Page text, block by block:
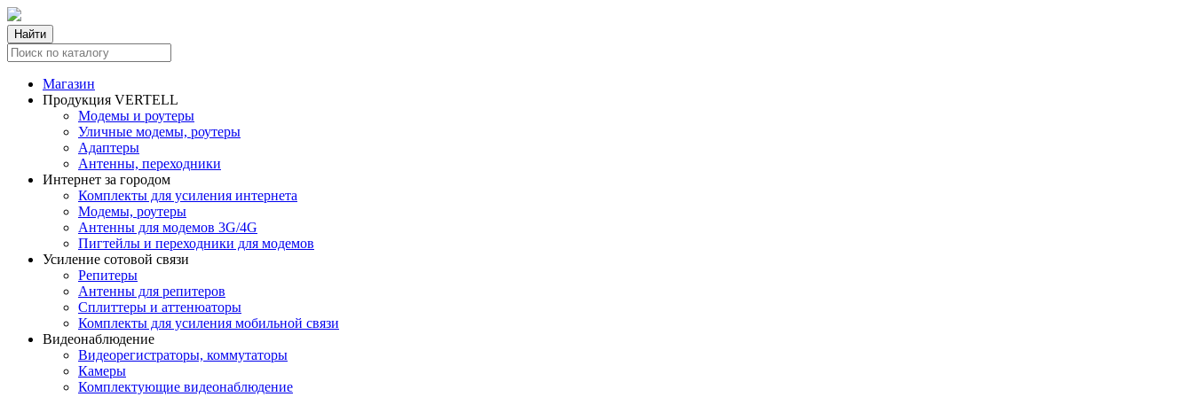
Найти
Магазин
Продукция VERTELL
Модемы и роутеры
Уличные модемы, роутеры
Адаптеры
Антенны, переходники
Интернет за городом
Комплекты для усиления интернета
Модемы, роутеры
Антенны для модемов 3G/4G
Пигтейлы и переходники для модемов
Усиление сотовой связи
Репитеры
Антенны для репитеров
Сплиттеры и аттенюаторы
Комплекты для усиления мобильной связи
Видеонаблюдение
Видеорегистраторы, коммутаторы
Камеры
Комплектующие видеонаблюдение